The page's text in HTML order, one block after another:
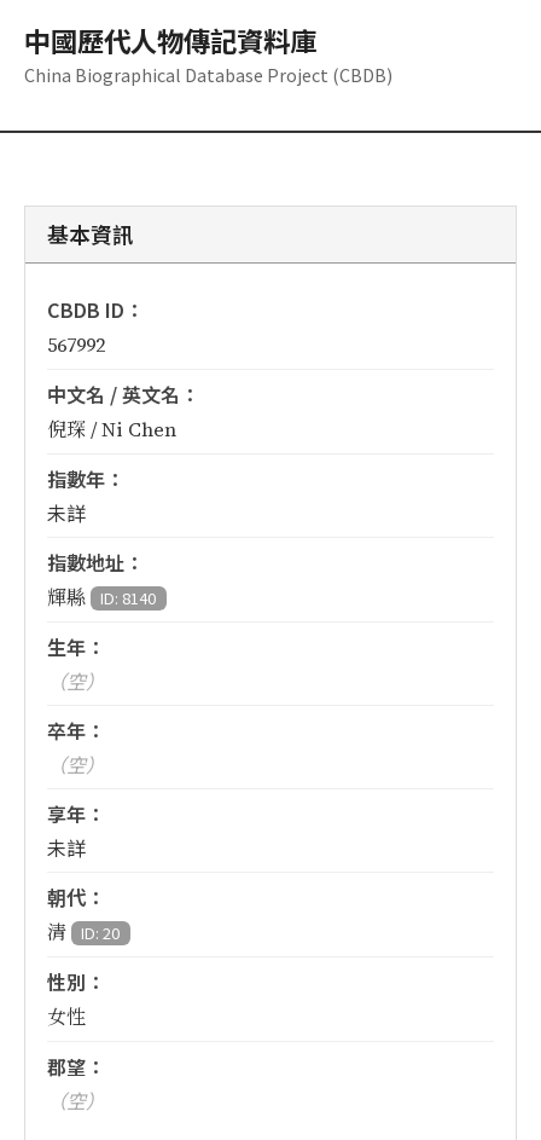
中國歷代人物傳記資料庫
China Biographical Database Project (CBDB)
基本資訊
CBDB ID：
567992
中文名 / 英文名：
倪琛 / Ni Chen
指數年：
未詳
指數地址：
輝縣 ID: 8140
生年：
（空）
卒年：
（空）
享年：
未詳
朝代：
清 ID: 20
性別：
女性
郡望：
（空）